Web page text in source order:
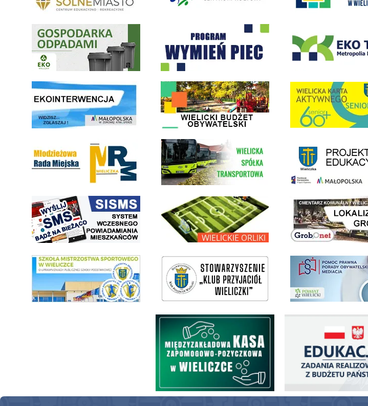
Gospodarka odpadami na terenie Miasta i Gminy WieliczkaProgram "Czyste Powietrze" - Wieliczka
link do strony ekointerwencja dot.- powietrza link do strony - Wielicki Budżet Obywatelski link do strony Wielicka Karta
link do strony Wielickiej Spółki Transportowej link do strony - projekty
link do strony systemu wczesnego ostrzegania mieszkańców SISMSlink do opisu projektu Wielickie Orliki link do lokalizatora grobów na
link do SMS Wieliczka wieliczka-wieliczanie na bis pomoc prawna wieliczka
Międzyzakładowa Kasa Zapomogowo - Pożyczkowa